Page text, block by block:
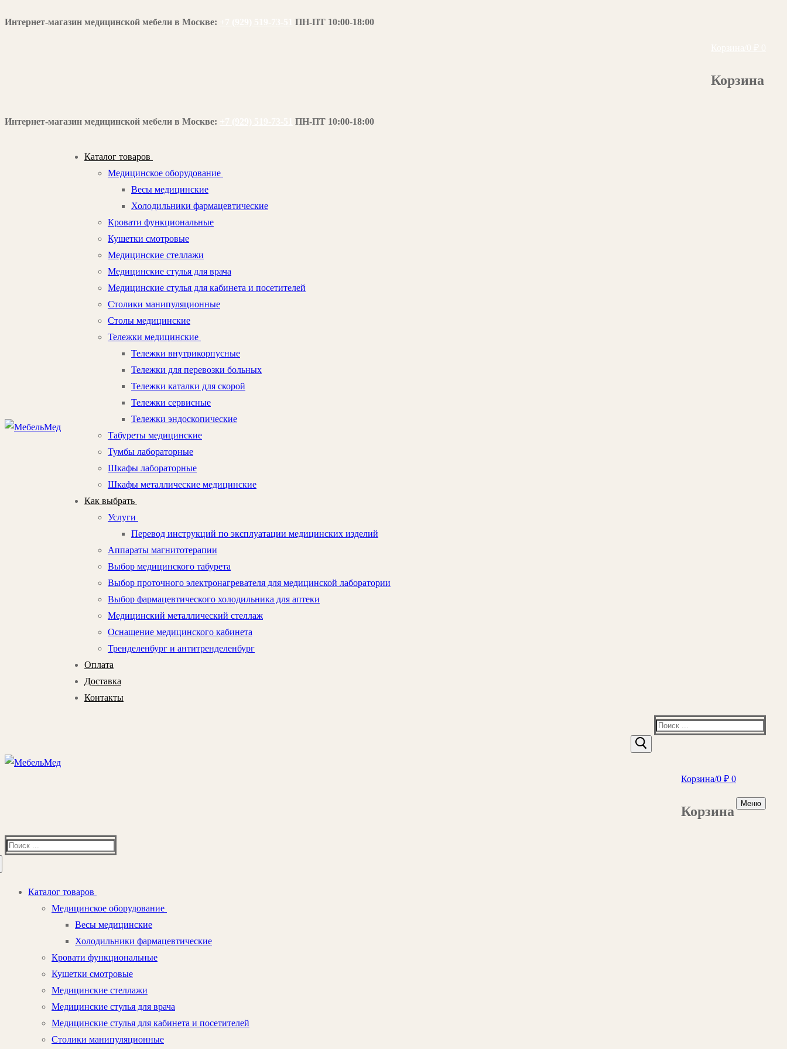
к
Интернет-магазин медицинской мебели в Москве:
ПН-ПТ 10:00-18:00
Корзина
Интернет-магазин медицинской мебели в Москве: ПН-ПТ 10:00-18:00
Каталог товаров
Медицинское оборудование
Весы медицинские
Холодильники фармацевтические
Кровати функциональные
Кушетки смотровые
Медицинские стеллажи
Медицинские стулья для врача
Медицинские стулья для кабинета и посетителей
Столики манипуляционные
Столы медицинские
Тележки медицинские
Тележки внутрикорпусные
Тележки для перевозки больных
Тележки каталки для скорой
Тележки сервисные
Тележки эндоскопические
Табуреты медицинские
Тумбы лабораторные
Шкафы лабораторные
Шкафы металлические медицинские
Как выбрать
Услуги
Перевод инструкций по эксплуатации медицинских изделий
Аппараты магнитотерапии
Выбор медицинского табурета
Выбор проточного электронагревателя для медицинской лаборатории
Выбор фармацевтического холодильника для аптеки
Медицинский металлический стеллаж
Оснащение медицинского кабинета
Тренделенбург и антитренделенбург
Оплата
Доставка
Контакты
Найти:
Корзина/0 ₽ 0
Корзина
Меню
Найти:
Каталог товаров
Медицинское оборудование
Весы медицинские
Холодильники фармацевтические
Кровати функциональные
Кушетки смотровые
Медицинские стеллажи
Медицинские стулья для врача
Медицинские стулья для кабинета и посетителей
Столики манипуляционные